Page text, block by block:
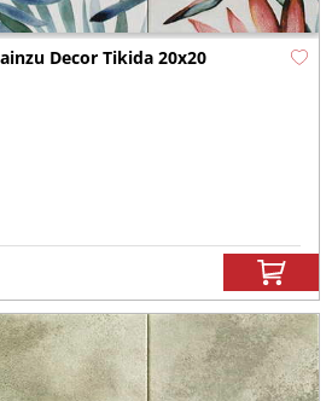
Decor Tikida 20x20